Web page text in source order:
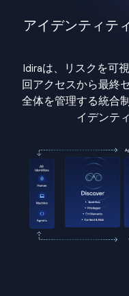
アイデンティテ
Idiraは、リスクを可
回アクセスから最終
全体を管理する統合
イデンテ